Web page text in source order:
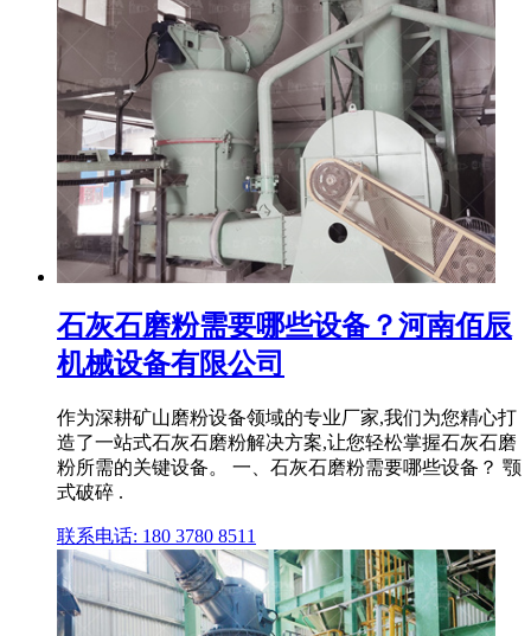
石灰石磨粉需要哪些设备？河南佰辰
机械设备有限公司
作为深耕矿山磨粉设备领域的专业厂家,我们为您精心打
造了一站式石灰石磨粉解决方案,让您轻松掌握石灰石磨
粉所需的关键设备。 一、石灰石磨粉需要哪些设备？ 颚
式破碎 .
联系电话: 180 3780 8511